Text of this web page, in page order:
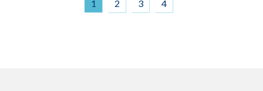
1 2 3 4